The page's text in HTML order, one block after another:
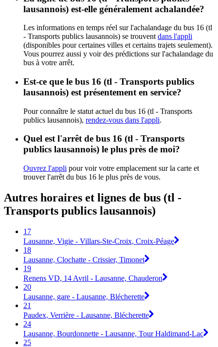
lausannois) est-elle généralement achalandée?
Les informations en temps réel sur l'achalandage du bus 16 (tl
- Transports publics lausannois) se trouvent dans l'appli
(disponibles pour certaines villes et certains trajets seulement).
Vous pourrez aussi y voir des prédictions sur l'achalandage du
bus à votre arrêt.
Est-ce que le bus 16 (tl - Transports publics
lausannois) est présentement en service?
Pour connaître le statut actuel du bus 16 (tl - Transports
publics lausannois), rendez-vous dans l'appli.
Quel est l'arrêt de bus 16 (tl - Transports
publics lausannois) le plus près de moi?
Ouvrez l'appli pour voir votre emplacement sur la carte et
trouver l'arrêt du bus 16 le plus près de vous.
Autres horaires et lignes de bus (tl -
Transports publics lausannois)
17
Lausanne, Vigie - Villars-Ste-Croix, Croix-Péage
18
Lausanne, Clochatte - Crissier, Timonet
19
Renens VD, 14 Avril - Lausanne, Chauderon
20
Lausanne, gare - Lausanne, Blécherette
21
Paudex, Verrière - Lausanne, Blécherette
24
Lausanne, Bourdonnette - Lausanne, Tour Haldimand-Lac
25